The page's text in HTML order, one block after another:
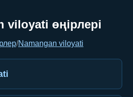
viloyati өңірлері
/Namangan viloyati